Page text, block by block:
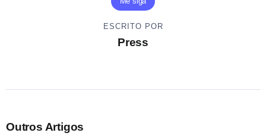
ESCRITO POR
Press
Outros Artigos